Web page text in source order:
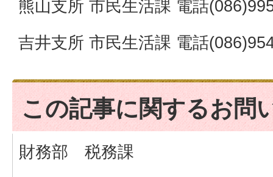
熊山支所 市民生活課 電話
吉井支所 市民生活課 電話
この記事に関するお問
財務部 税務課